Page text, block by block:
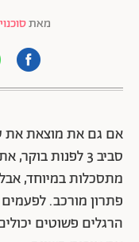
מאת
אם גם את מוצאת את
סביב 3 לפנות
מתסכלות במיוחד,
פתרון מורכב.
הרגלים פשוטים